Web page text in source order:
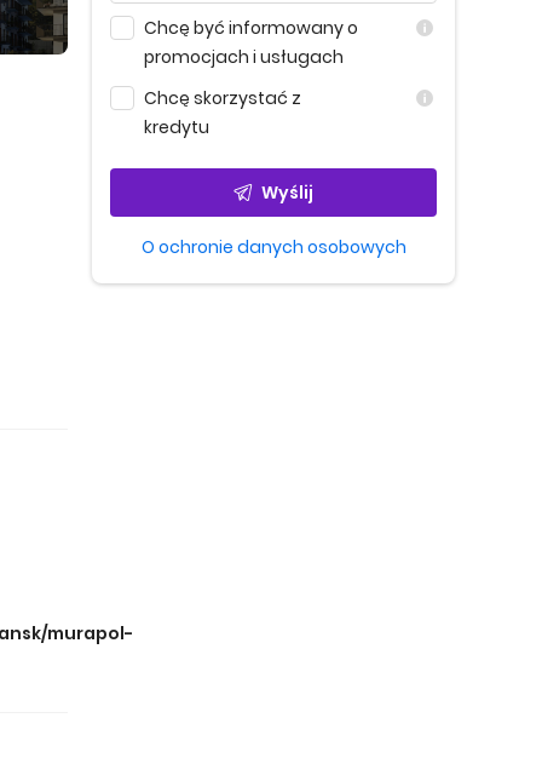
murapol-
Chcę być informowany o
promocjach i usługach
Chcę skorzystać z
kredytu
Wyślij
O ochronie danych osobowych